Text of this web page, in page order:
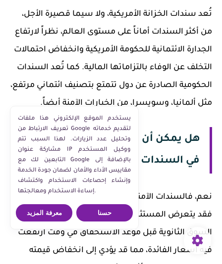
تُعد سندات الخزانة الأمريكية، ولا سيما قصيرة الأجل،
من أكثر السندات أماناً على مستوى العالم، نظراً لارتفاع
الجدارة الائتمانية للحكومة الأمريكية وانخفاض احتمالات
التخلف عن الوفاء بالتزاماتها المالية. كما تُعد السندات
الحكومية الصادرة عن دول تتمتع بتصنيف ائتماني مرتفع،
مثل ألمانيا، وسويسرا، من الخيارات الآمنة أيضاً.
هل يمكن أن يخسر المستثمر أمواله
في السندات الآمنة؟
نعم، فالسندات الآمنة ليست خالية من المخاطر تماماً.
فقد يتعرض المستثمر للخسارة إذا باع السند في
السوق الثانوية قبل موعد الاستحقاق في وقت ارتفعت
فيه أسعار الفائدة، مما قد يؤدي إلى انخفاض قيمته
يستخدم الموقع الإلكتروني هذا ملفات
تعريف الارتباط من Google لتقديم خدماته
وتحليل عدد الزيارات. لهذا السبب تتم
مشاركة عنوان IP ووكيل المستخدم
التابعين لك مع Google بالإضافة إلى
مقاييس الأداء والأمان لضمان جودة الخدمة
وإنشاء إحصاءات الاستخدام واكتشاف
إساءة الاستخدام ومعالجتها.
معرفة المزيد حسنا